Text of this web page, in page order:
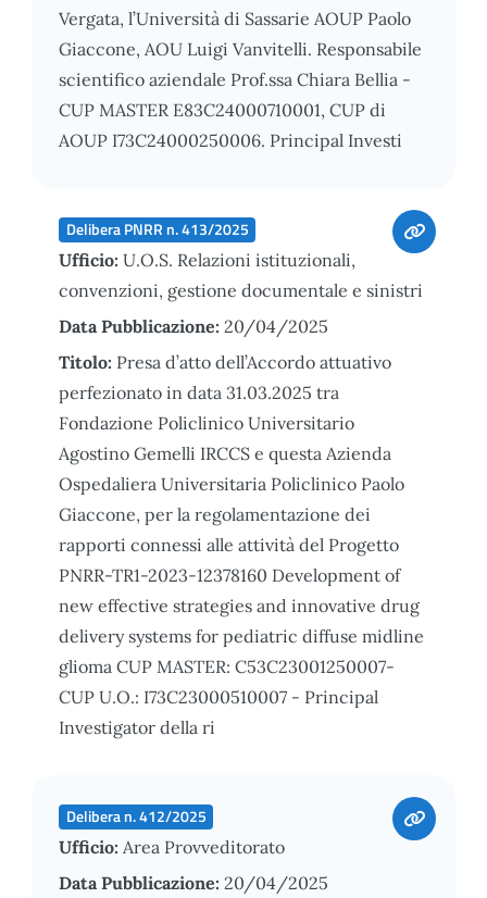
Vergata, l’Università di Sassarie AOUP Paolo
Giaccone, AOU Luigi Vanvitelli. Responsabile
scientifico aziendale Prof.ssa Chiara Bellia -
CUP MASTER E83C24000710001, CUP di
AOUP I73C24000250006. Principal Investi
Delibera PNRR n. 413/2025
Ufficio: U.O.S. Relazioni istituzionali,
convenzioni, gestione documentale e sinistri
Data Pubblicazione: 20/04/2025
Titolo: Presa d’atto dell’Accordo attuativo
perfezionato in data 31.03.2025 tra
Fondazione Policlinico Universitario
Agostino Gemelli IRCCS e questa Azienda
Ospedaliera Universitaria Policlinico Paolo
Giaccone, per la regolamentazione dei
rapporti connessi alle attività del Progetto
PNRR-TR1-2023-12378160 Development of
new effective strategies and innovative drug
delivery systems for pediatric diffuse midline
glioma CUP MASTER: C53C23001250007-
CUP U.O.: I73C23000510007 - Principal
Investigator della ri
Delibera n. 412/2025
Ufficio: Area Provveditorato
Data Pubblicazione: 20/04/2025